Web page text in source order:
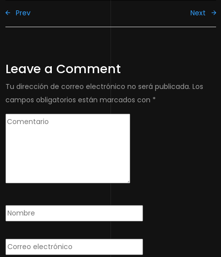
Prev Next
Leave a Comment
Tu dirección de correo electrónico no será publicada. Los
campos obligatorios están marcados con *